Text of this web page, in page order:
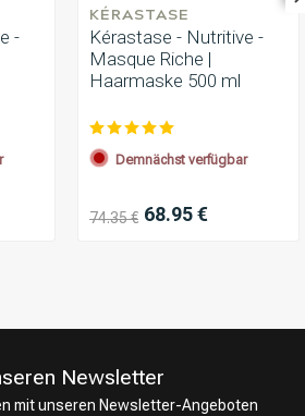
-
KÉRASTASE
Kérastase - Nutritive -
Masque Riche |
Haarmaske 500 ml
Demnächst verfügbar
74.35 € 68.95 €
Newsletter
mit unseren Newsletter-Angeboten